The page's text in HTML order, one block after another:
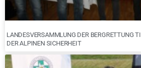
LANDESVERSAMMLUNG DER BERGRETTUNG
DER ALPINEN SICHERHEIT